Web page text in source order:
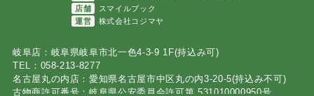
店舗
スマイルブック
運営
株式会社コジマヤ
岐阜店：岐阜県岐阜市北一色4-3-9 1F(持込み可)
TEL：058-213-8277
名古屋丸の内店：愛知県名古屋市中区丸の内3-20-5(持込み不可)
古物商許可番号：岐阜県公安委員会許可第 531010000950号